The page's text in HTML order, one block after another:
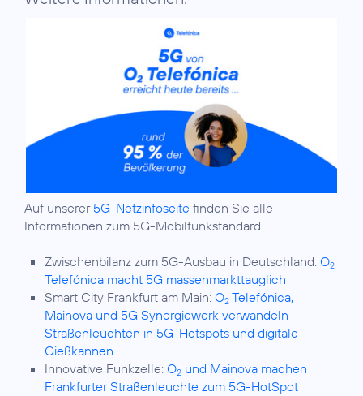
Auf unserer 5G-Netzinfoseite finden Sie alle
Informationen zum 5G-Mobilfunkstandard.
Zwischenbilanz zum 5G-Ausbau in Deutschland: O2
Telefónica macht 5G massenmarkttauglich
Smart City Frankfurt am Main: O2 Telefónica,
Mainova und 5G Synergiewerk verwandeln
Straßenleuchten in 5G-Hotspots und digitale
Gießkannen
Innovative Funkzelle: O2 und Mainova machen
Frankfurter Straßenleuchte zum 5G-HotSpot